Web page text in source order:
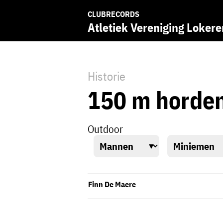
CLUBRECORDS
Atletiek Vereniging
Historie
150 m
Outdoor
Finn De Maere